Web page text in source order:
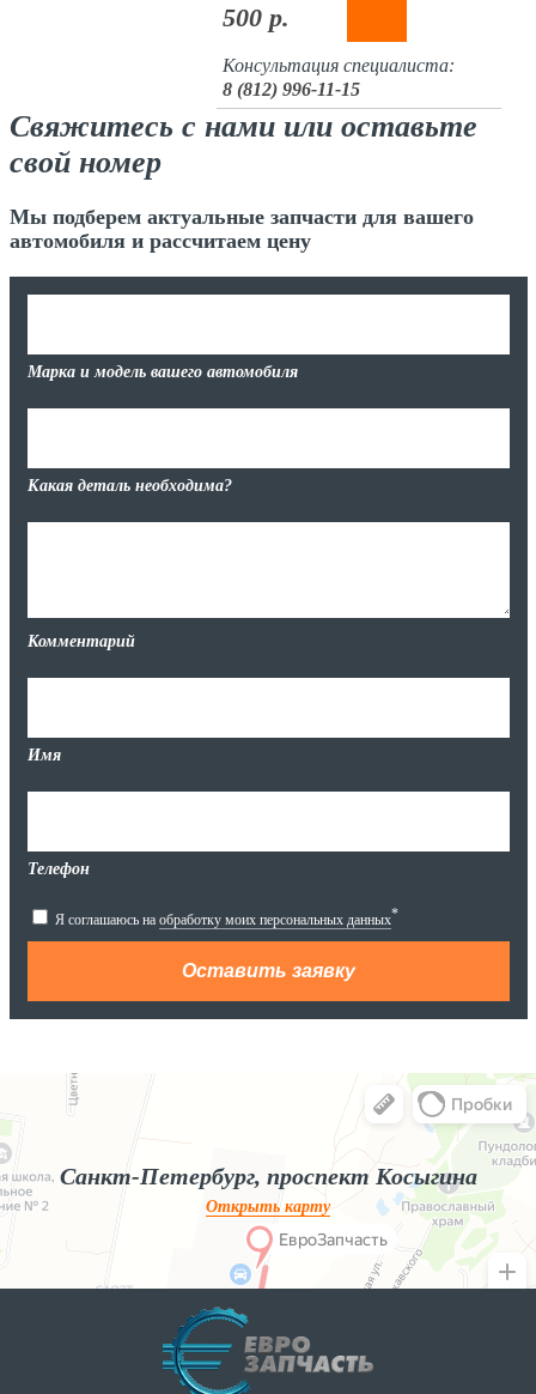
500 р.
Консультация специалиста:
8 (812) 996-11-15
Свяжитесь с нами или оставьте
свой номер
Мы подберем актуальные запчасти для вашего
автомобиля и рассчитаем цену
Марка и модель вашего автомобиля
Какая деталь необходима?
Комментарий
Имя
Телефон
Я соглашаюсь на обработку моих персональных данных*
Яндекс.Карты
Яндекс.Карты — поиск мест и адресов, городской транспорт
Санкт-Петербург, проспект Косыгина
Открыть карту